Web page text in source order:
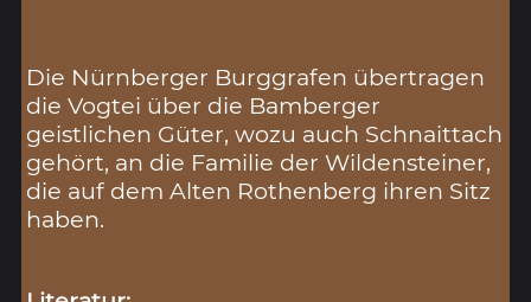
Die Nürnberger Burggrafen übertragen
die Vogtei über die Bamberger
geistlichen Güter, wozu auch Schnaittach
gehört, an die Familie der Wildensteiner,
die auf dem Alten Rothenberg ihren Sitz
haben.